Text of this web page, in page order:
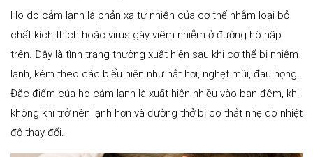
Ho do cảm lạnh là phản xạ tự nhiên của cơ thể nhằm loại bỏ
chất kích thích hoặc virus gây viêm nhiễm ở đường hô hấp
trên. Đây là tình trạng thường xuất hiện sau khi cơ thể bị nhiễm
lạnh, kèm theo các biểu hiện như hắt hơi, nghẹt mũi, đau họng.
Đặc điểm của ho cảm lạnh là xuất hiện nhiều vào ban đêm, khi
không khí trở nên lạnh hơn và đường thở bị co thắt nhẹ do nhiệt
độ thay đổi.